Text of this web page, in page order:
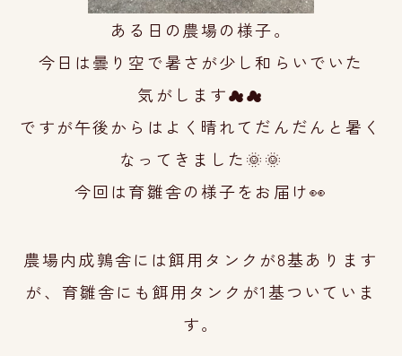
ある日の農場の様子。
今日は曇り空で暑さが少し和らいでいた
気がします☁☁
ですが午後からはよく晴れてだんだんと暑く
なって きました🌞🌞
今回は育雛舎の様子をお届け👀
農場内成鶉舎には餌用タンクが8基あります
が、 育雛舎にも餌用タンクが1基ついていま
す。